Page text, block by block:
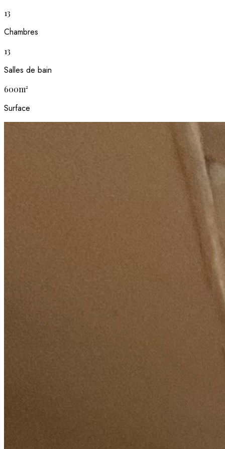
13
Chambres
13
Salles de bain
600m²
Surface